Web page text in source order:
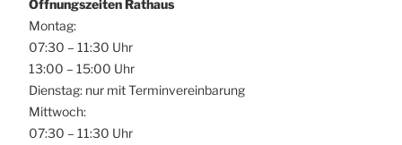
Öffnungszeiten Rathaus
Montag:
07:30 – 11:30 Uhr
13:00 – 15:00 Uhr
Dienstag: nur mit Terminvereinbarung
Mittwoch:
07:30 – 11:30 Uhr